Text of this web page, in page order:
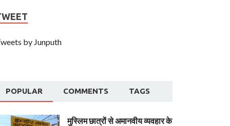
by Junputh
POPULAR COMMENTS TAGS
मुस्लिम छात्रों से अमानवीय व्यवहार के